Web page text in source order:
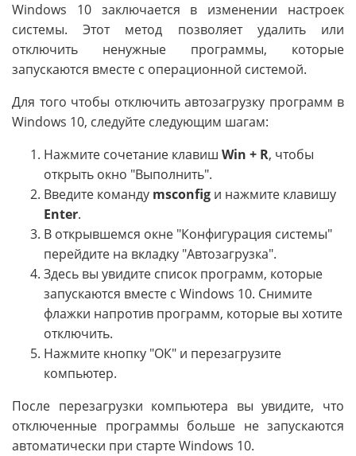
Windows 10 заключается в изменении настроек
системы. Этот метод позволяет удалить или
отключить ненужные программы, которые
запускаются вместе с операционной системой.
Для того чтобы отключить автозагрузку программ в
Windows 10, следуйте следующим шагам:
Нажмите сочетание клавиш Win + R, чтобы
открыть окно "Выполнить".
Введите команду msconfig и нажмите клавишу
Enter.
В открывшемся окне "Конфигурация системы"
перейдите на вкладку "Автозагрузка".
Здесь вы увидите список программ, которые
запускаются вместе с Windows 10. Снимите
флажки напротив программ, которые вы хотите
отключить.
Нажмите кнопку "ОК" и перезагрузите
компьютер.
После перезагрузки компьютера вы увидите, что
отключенные программы больше не запускаются
автоматически при старте Windows 10.